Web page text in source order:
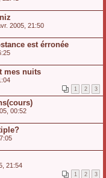
2005, 21:50
est érronée
mes nuits
1 2 3
00:52
21:54
1 2 3